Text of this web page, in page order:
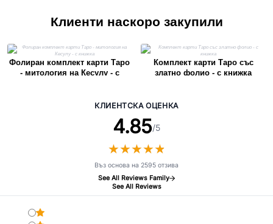
Клиенти наскоро закупили
Фолиран комплект карти Таро
- митология на Кесулу - с
Комплект карти Таро със
златно фолио - с книжка
КЛИЕНТСКА ОЦЕНКА
4.85/5
★★★★★
★★★★★
Въз основа на 2595 отзива
See All Reviews Family
See All Reviews